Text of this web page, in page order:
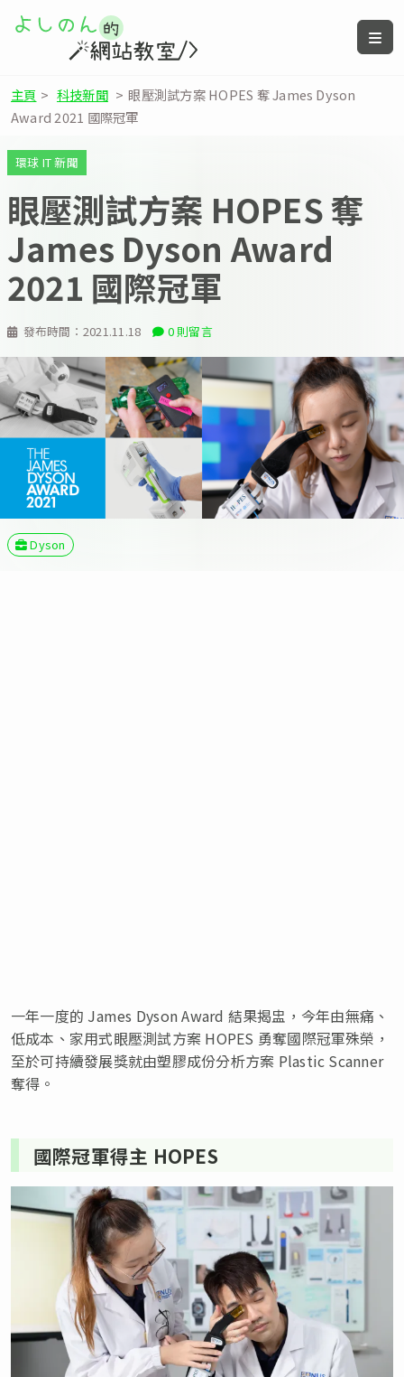
主頁 > 科技新聞 > 眼壓測試方案 HOPES 奪 James Dyson
Award 2021 國際冠軍
發布時間： 2021.11.18 0 則留言
環球 IT 新聞
眼壓測試方案 HOPES 奪
James Dyson Award
2021 國際冠軍
Dyson
一年一度的 James Dyson Award 結果揭盅，今年由無痛、
低成本、家用式眼壓測試方案 HOPES 勇奪國際冠軍殊榮，
至於可持續發展獎就由塑膠成份分析方案 Plastic Scanner
奪得。
國際冠軍得主 HOPES